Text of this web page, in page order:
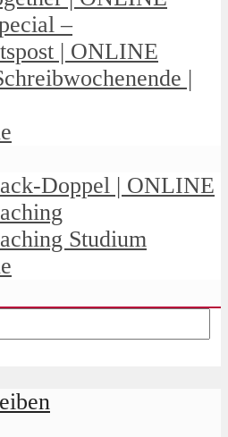
–
| ONLINE
|
Doppel | ONLINE
Studium